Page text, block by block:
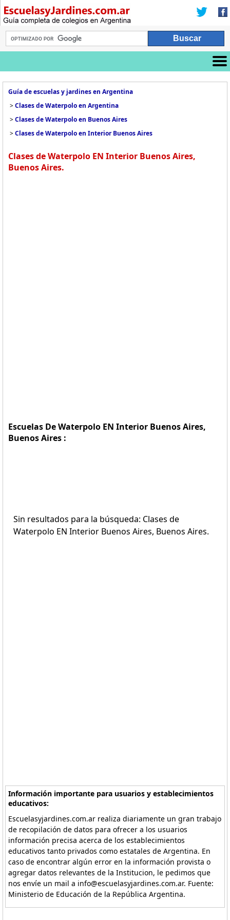
Guía de escuelas y jardines en Argentina
>Clases de Waterpolo en Argentina
>Clases de Waterpolo en Buenos Aires
>Clases de Waterpolo en Interior Buenos Aires
Clases de Waterpolo EN Interior Buenos Aires,
Buenos Aires.
Escuelas De Waterpolo EN Interior Buenos Aires,
Buenos Aires :
Sin resultados para la búsqueda: Clases de
Waterpolo EN Interior Buenos Aires, Buenos Aires.
Información importante para usuarios y establecimientos
educativos:
Escuelasyjardines.com.ar realiza diariamente un gran trabajo
de recopilación de datos para ofrecer a los usuarios
información precisa acerca de los establecimientos
educativos tanto privados como estatales de Argentina. En
caso de encontrar algún error en la información provista o
agregar datos relevantes de la Institucion, le pedimos que
nos envíe un mail a info@escuelasyjardines.com.ar. Fuente:
Ministerio de Educación de la República Argentina.